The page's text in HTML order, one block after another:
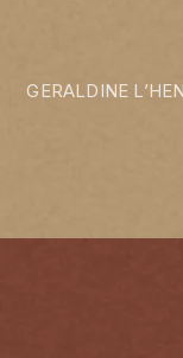
GERALDINE